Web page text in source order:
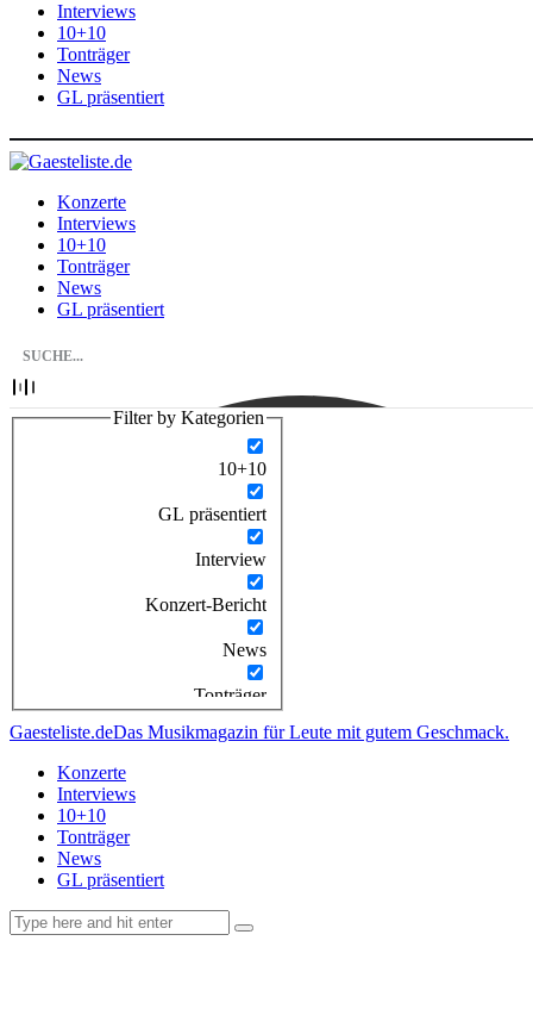
Interviews
10+10
Tonträger
News
GL präsentiert
Konzerte
Interviews
10+10
Tonträger
News
GL präsentiert
Filter by Kategorien
10+10
GL präsentiert
Interview
Konzert-Bericht
News
Tonträger
Gaesteliste.deDas Musikmagazin für Leute mit gutem Geschmack.
Konzerte
Interviews
10+10
Tonträger
News
GL präsentiert